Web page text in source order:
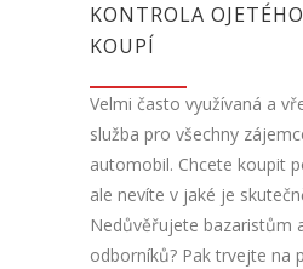
KONTROLA
KOUPÍ
Velmi často využívaná a
služba pro všechny
automobil. Chcete koupit
ale nevíte v jaké je
Nedůvěřujete bazaristům
odborníků? Pak trvejte na